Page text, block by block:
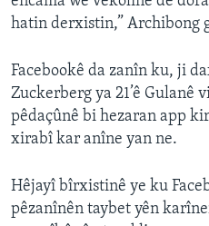
hatin derxistin,” Archibong
Facebookê da zanîn ku, ji
Zuckerberg ya 21’ê Gulanê
pêdaçûnê bi hezaran app
xirabî kar anîne yan ne.
Hêjayî bîrxistinê ye ku
pêzanînên taybet yên